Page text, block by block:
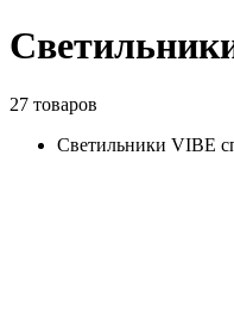
27 товаров
Светильники VIBE